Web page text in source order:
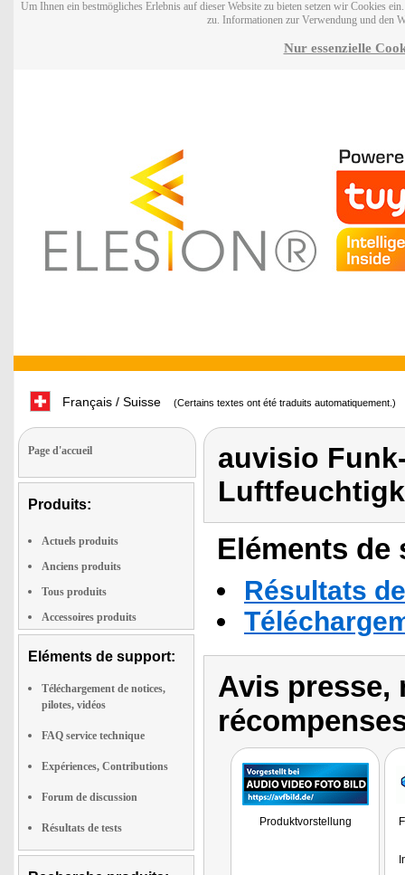
Um Ihnen ein bestmögliches Erlebnis auf dieser Website zu bieten setzen wir Cookies
zu. Informationen zur Verwendung und den
Nur essenzielle
Français / Suisse (Certains textes ont été traduits automatiquement.)
Page d'accueil
Produits:
Actuels produits
Anciens produits
Tous produits
Accessoires produits
Eléments de support:
Téléchargement de notices,
pilotes, vidéos
FAQ service technique
Expériences, Contributions
Forum de discussion
Résultats de tests
auvisio
Eléments
Résultats
Avis presse,
Produktvorstellung